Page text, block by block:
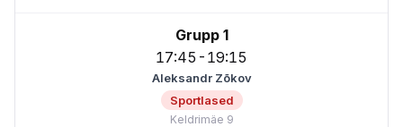
17:45-19:15
Grupp 1
Sportlased
Aleksandr Zõkov
Keldrimäe 9